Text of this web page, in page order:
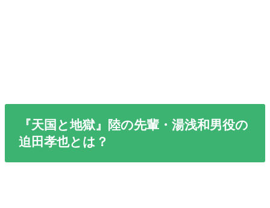
『天国と地獄』陸の先輩・湯浅和男役の
迫田孝也とは？